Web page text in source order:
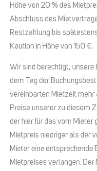
Höhe von 20 % des
Abschluss des
Restzahlung bis
Kaution in Höhe von 150 €.
Wir sind berechtigt, unsere
dem Tag der
vereinbarten Mietzeit mehr
Preise unserer zu diesem
der hier für das vom Mieter
Mietpreis niedriger als der
Mieter eine entsprechende
Mietpreises verlangen.